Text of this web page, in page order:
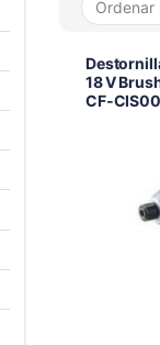
18 V